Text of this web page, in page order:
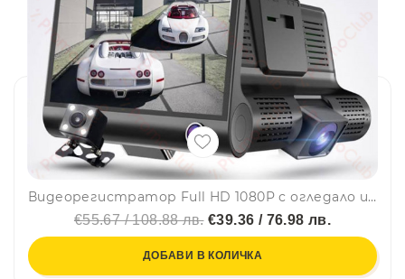
Видеорегистратор Full HD 1080P с огледало и задна камера, дисплей 4" и нощен HDR запис
€55.67 / 108.88 лв.€39.36 / 76.98 лв.
ДОБАВИ В КОЛИЧКА